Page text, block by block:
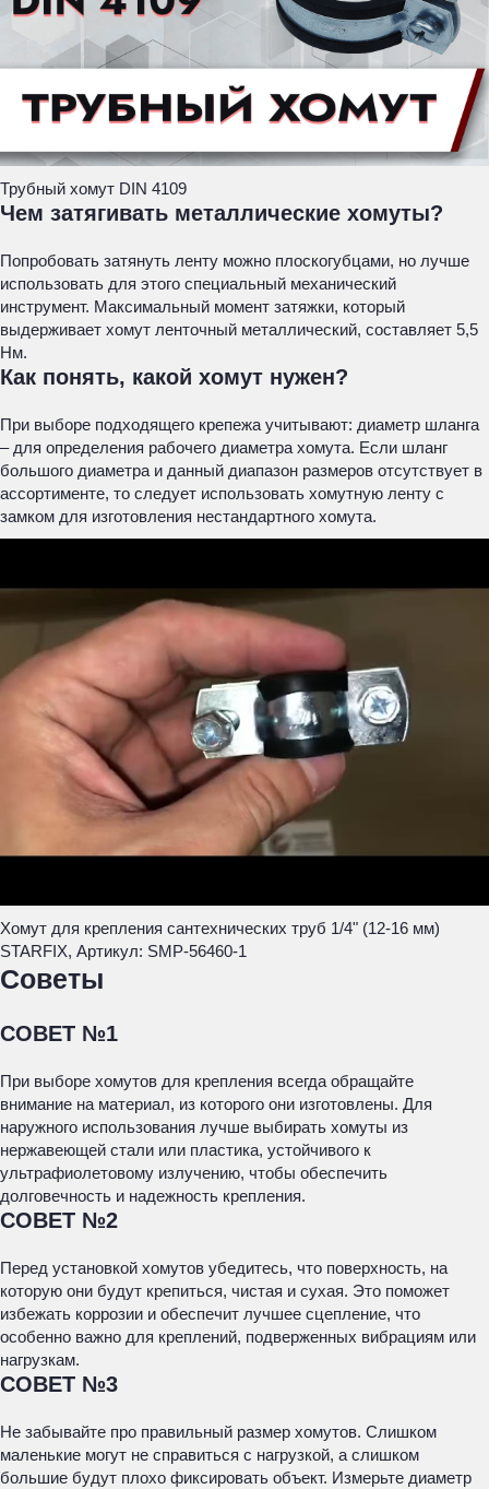
Трубный хомут DIN 4109
Чем затягивать металлические хомуты?
Попробовать затянуть ленту можно плоскогубцами, но лучше
использовать для этого специальный механический
инструмент. Максимальный момент затяжки, который
выдерживает хомут ленточный металлический, составляет 5,5
Нм.
Как понять, какой хомут нужен?
При выборе подходящего крепежа учитывают: диаметр шланга
– для определения рабочего диаметра хомута. Если шланг
большого диаметра и данный диапазон размеров отсутствует в
ассортименте, то следует использовать хомутную ленту с
замком для изготовления нестандартного хомута.
Хомут для крепления сантехнических труб 1/4" (12-16 мм)
STARFIX, Артикул: SMP-56460-1
Советы
СОВЕТ №1
При выборе хомутов для крепления всегда обращайте
внимание на материал, из которого они изготовлены. Для
наружного использования лучше выбирать хомуты из
нержавеющей стали или пластика, устойчивого к
ультрафиолетовому излучению, чтобы обеспечить
долговечность и надежность крепления.
СОВЕТ №2
Перед установкой хомутов убедитесь, что поверхность, на
которую они будут крепиться, чистая и сухая. Это поможет
избежать коррозии и обеспечит лучшее сцепление, что
особенно важно для креплений, подверженных вибрациям или
нагрузкам.
СОВЕТ №3
Не забывайте про правильный размер хомутов. Слишком
маленькие могут не справиться с нагрузкой, а слишком
большие будут плохо фиксировать объект. Измерьте диаметр